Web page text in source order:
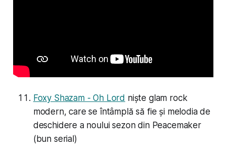
Foxy Shazam - Oh Lord niște glam rock
modern, care se întâmplă să fie și melodia de
deschidere a noului sezon din Peacemaker
(bun serial)